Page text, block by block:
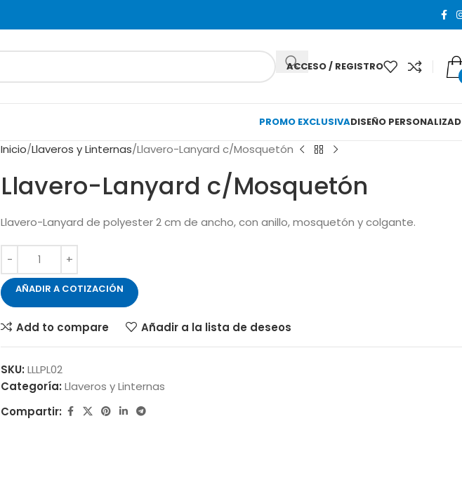
ACCESO / REGISTRO
PROMO EXCLUSIVADISEÑO
Inicio Llaveros y Linternas Llavero-Lanyard c/Mosquetón
Llavero-Lanyard c/Mosquetón
Llavero-Lanyard de polyester 2 cm de ancho, con anillo, mosquetón y colgante.
AÑADIR A COTIZACIÓN
Add to compare Añadir a la lista de deseos
SKU: LLLPL02
Categoría: Llaveros y Linternas
Compartir: